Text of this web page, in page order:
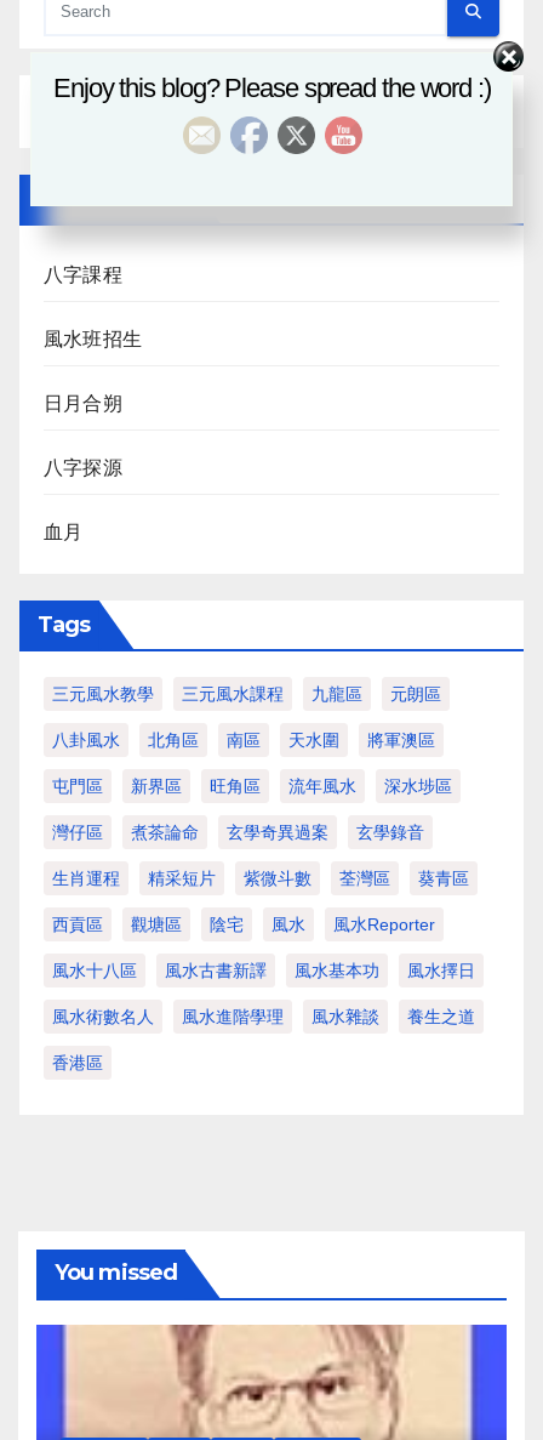
八字課程
風水班招生
日月合朔
八字探源
血月
Tags
三元風水教學 三元風水課程 九龍區 元朗區
八卦風水 北角區 南區 天水圍 將軍澳區
屯門區 新界區 旺角區 流年風水 深水埗區
灣仔區 煮茶論命 玄學奇異過案 玄學錄音
生肖運程 精采短片 紫微斗數 荃灣區 葵青區
西貢區 觀塘區 陰宅 風水 風水Reporter
風水十八區 風水古書新譯 風水基本功 風水擇日
風水術數名人 風水進階學理 風水雜談 養生之道
香港區
You missed
Enjoy this blog? Please spread the word :)